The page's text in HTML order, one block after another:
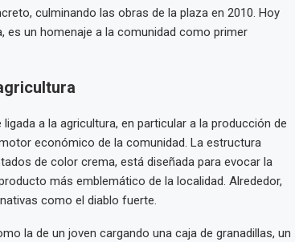
culminando las obras de la plaza en 2010. Hoy
es un homenaje a la comunidad como primer
a la agricultura, en particular a la producción de
económico de la comunidad. La estructura
de color crema, está diseñada para evocar la
más emblemático de la localidad. Alrededor,
como el diablo fuerte.
la de un joven cargando una caja de granadillas, un